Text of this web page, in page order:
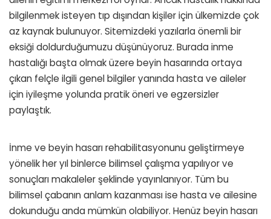
bilgilenmek isteyen tıp dışından kişiler için ülkemizde çok
az kaynak bulunuyor. Sitemizdeki yazılarla önemli bir
eksiği doldurduğumuzu düşünüyoruz. Burada inme
hastalığı başta olmak üzere beyin hasarında ortaya
çıkan felçle ilgili genel bilgiler yanında hasta ve aileler
için iyileşme yolunda pratik öneri ve egzersizler
paylaştık.
İnme ve beyin hasarı rehabilitasyonunu geliştirmeye
yönelik her yıl binlerce bilimsel çalışma yapılıyor ve
sonuçları makaleler şeklinde yayınlanıyor. Tüm bu
bilimsel çabanın anlam kazanması ise hasta ve ailesine
dokunduğu anda mümkün olabiliyor. Henüz beyin hasarı